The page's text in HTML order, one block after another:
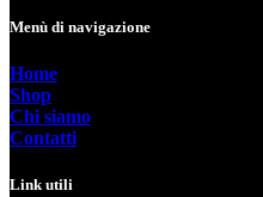
Le
Menù di navigazione
Home
Shop
Chi siamo
Contatti
Link utili